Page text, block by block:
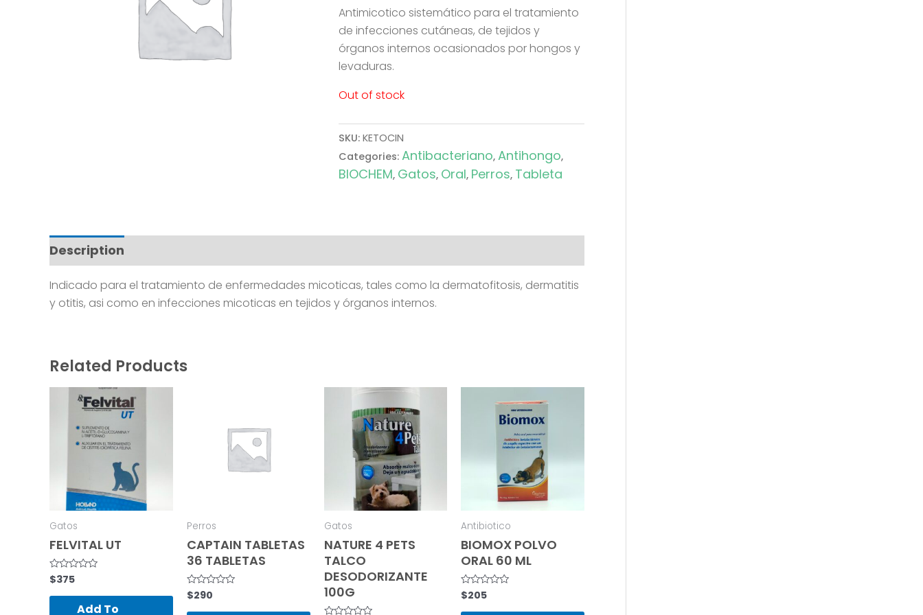
Antimicotico sistemático para el tratamiento
de infecciones cutáneas, de tejidos y
órganos internos ocasionados por hongos y
levaduras.
Out of stock
SKU: KETOCIN
Categories: Antibacteriano, Antihongo,
BIOCHEM, Gatos, Oral, Perros, Tableta
Description
Indicado para el tratamiento de enfermedades micoticas, tales como la dermatofitosis, dermatitis
y otitis, asi como en infecciones micoticas en tejidos y órganos internos.
Related Products
Gatos
FELVITAL UT
Rated
0
out
$375
Add To
Perros
CAPTAIN TABLETAS
36 TABLETAS
Rated
0
out
$290
Gatos
NATURE 4 PETS
TALCO
DESODORIZANTE
100G
Antibiotico
BIOMOX POLVO
ORAL 60 ML
Rated
0
out
$205